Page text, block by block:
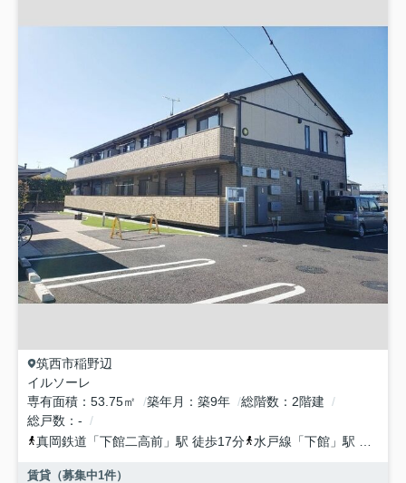
筑西市稲野辺
イルソーレ
専有面積
53.75㎡ 築年月 築9年 総階数
2階建
総戸数
-
真岡鉄道 「下館二高前 」駅 徒歩17分 水戸線 「下館 」駅 徒歩20分
賃貸（募集中1件）